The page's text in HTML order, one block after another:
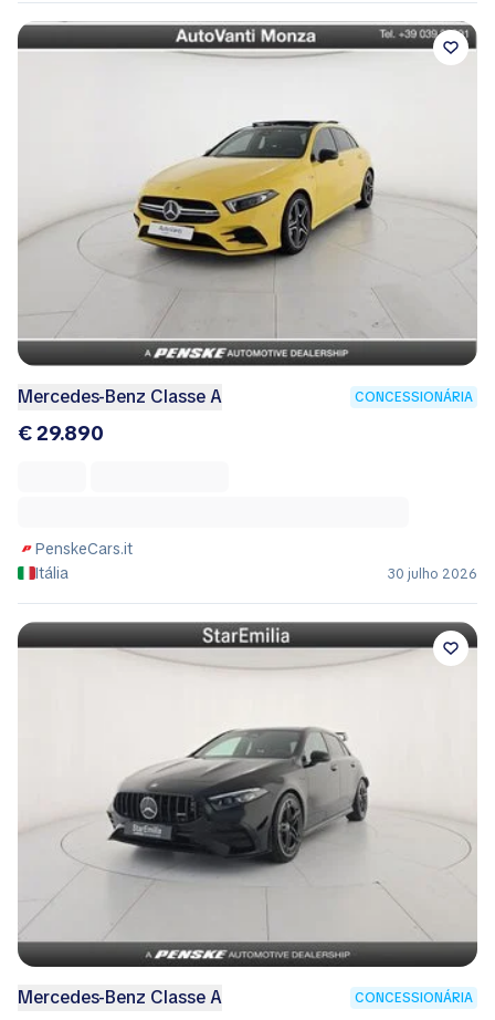
Mercedes-Benz Classe A CONCESSIONÁRIA
€ 29.890
PenskeCars.it
Itália
30 julho 2026
Mercedes-Benz Classe A CONCESSIONÁRIA